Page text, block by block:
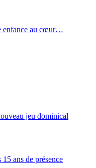
enfance au cœur…
jeu dominical
ans de présence